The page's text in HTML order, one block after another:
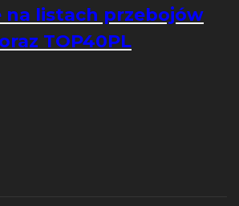
na listach przebojów
TOP40PL